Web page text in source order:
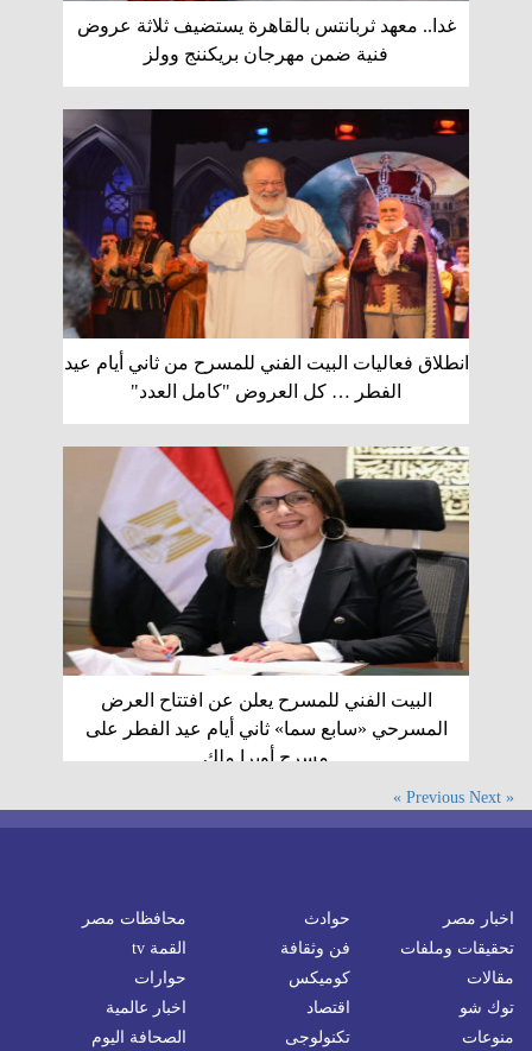
غدا.. معهد ثربانتس بالقاهرة يستضيف ثلاثة عروض
فنية ضمن مهرجان بريكننج وولز
انطلاق فعاليات البيت الفني للمسرح من ثاني أيام عيد
الفطر … كل العروض "كامل العدد"
البيت الفني للمسرح يعلن عن افتتاح العرض
المسرحي «سابع سما» ثاني أيام عيد الفطر على
مسرح أوبرا ملك
« Previous
Next »
اخبار مصر حوادث
محافظات مصر
تحقيقات وملفات
فن وثقافة
القمة tv
مقالات
كوميكس
حوارات
توك شو
اقتصاد
اخبار عالمية
منوعات
تكنولوجى الصحافة اليوم